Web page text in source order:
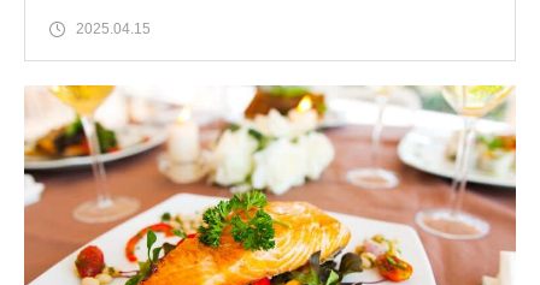
2025.04.15